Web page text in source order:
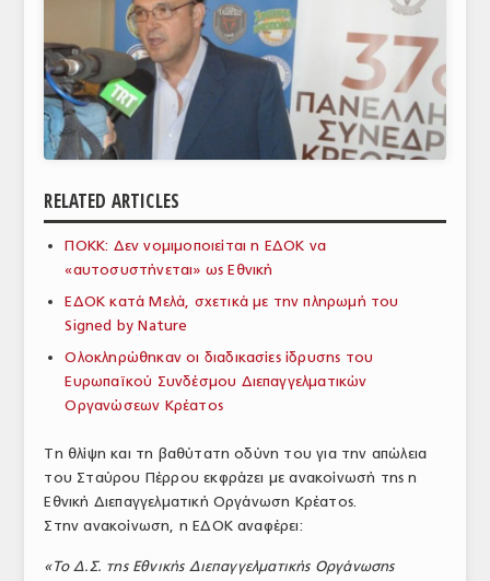
ΕΥΡΩΠΑΪΚΕΣ ΑΠΟΦΑΣΕΙΣ
ΘΕΜΑΤΑ
ΕΜΠΟΡΙΚΟΣ ΚΑΤΑΛΟΓΟΣ
ΠΑΡΑΓΩΓΗ & ΕΜΠΟΡΙΑ
ΣΦΑΓΕΙΑ
ΕΞΟΠΛΙΣΜΟΣ
ΕΜΠΟΡΙΚΟΙ ΑΝΤΙΠΡΟΣΩΠΟΙ
ΕΛΛΗΝΙΚΗ ΝΟΜΟΘΕΣΙΑ
RELATED ARTICLES
ΠΟΚΚ: Δεν νομιμοποιείται η ΕΔΟΚ να
«αυτοσυστήνεται» ως Εθνική
ΕΔΟΚ κατά Μελά, σχετικά με την πληρωμή του
Signed by Nature
Ολοκληρώθηκαν οι διαδικασίες ίδρυσης του
Ευρωπαϊκού Συνδέσμου Διεπαγγελματικών
Οργανώσεων Κρέατος
Τη θλίψη και τη βαθύτατη οδύνη του για την απώλεια
του Σταύρου Πέρρου εκφράζει με ανακοίνωσή της η
Εθνική Διεπαγγελματική Οργάνωση Κρέατος.
Στην ανακοίνωση, η ΕΔΟΚ αναφέρει:
«Το Δ.Σ. της Εθνικής Διεπαγγελματικής Οργάνωσης